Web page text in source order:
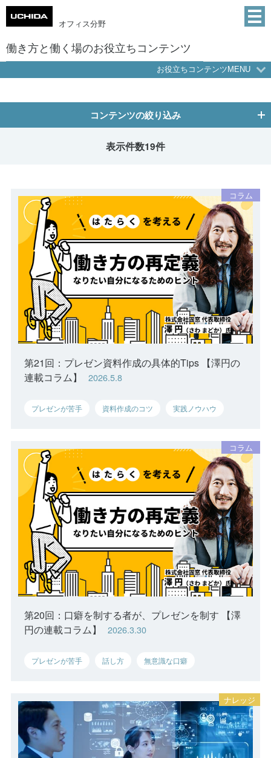
オフィス分野
働き方と働く場のお役立ちコンテンツ
お役立ちコンテンツMENU
コンテンツの絞り込み
表示件数19件
第21回：プレゼン資料作成の具体的Tips 【澤円の
連載コラム】
2026.5.8
プレゼンが苦手 資料作成のコツ 実践ノウハウ
第20回：口癖を制する者が、プレゼンを制す 【澤
円の連載コラム】
2026.3.30
プレゼンが苦手 話し方 無意識な口癖